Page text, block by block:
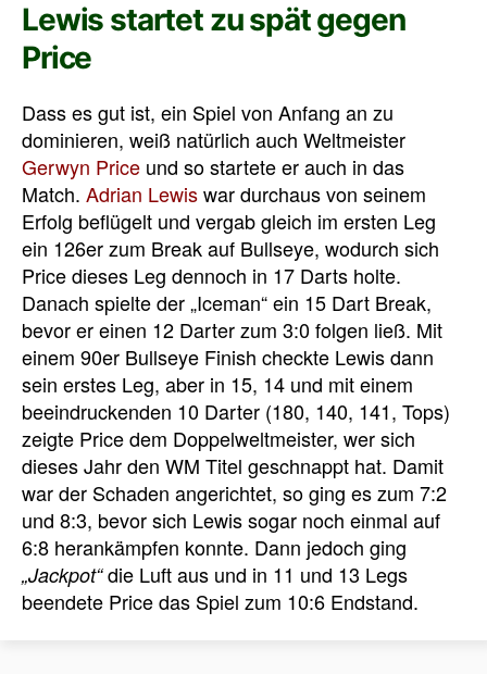
Lewis startet zu spät gegen
Price
Dass es gut ist, ein Spiel von Anfang an zu
dominieren, weiß natürlich auch Weltmeister
Gerwyn Price und so startete er auch in das
Match. Adrian Lewiswar durchaus von seinem
Erfolg beflügelt und vergab gleich im ersten Leg
ein 126er zum Break auf Bullseye, wodurch sich
Price dieses Leg dennoch in 17 Darts holte.
Danach spielte der „Iceman“ ein 15 Dart Break,
bevor er einen 12 Darter zum 3:0 folgen ließ. Mit
einem 90er Bullseye Finish checkte Lewis dann
sein erstes Leg, aber in 15, 14 und mit einem
beeindruckenden 10 Darter (180, 140, 141, Tops)
zeigte Price dem Doppelweltmeister, wer sich
dieses Jahr den WM Titel geschnappt hat. Damit
war der Schaden angerichtet, so ging es zum 7:2
und 8:3, bevor sich Lewis sogar noch einmal auf
6:8 herankämpfen konnte. Dann jedoch ging
„Jackpot“die Luft aus und in 11 und 13 Legs
beendete Price das Spiel zum 10:6 Endstand.